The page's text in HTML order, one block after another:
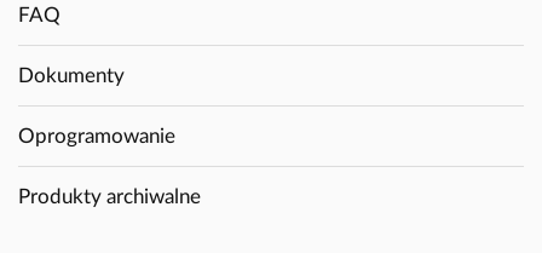
FAQ
Dokumenty
Oprogramowanie
Produkty archiwalne